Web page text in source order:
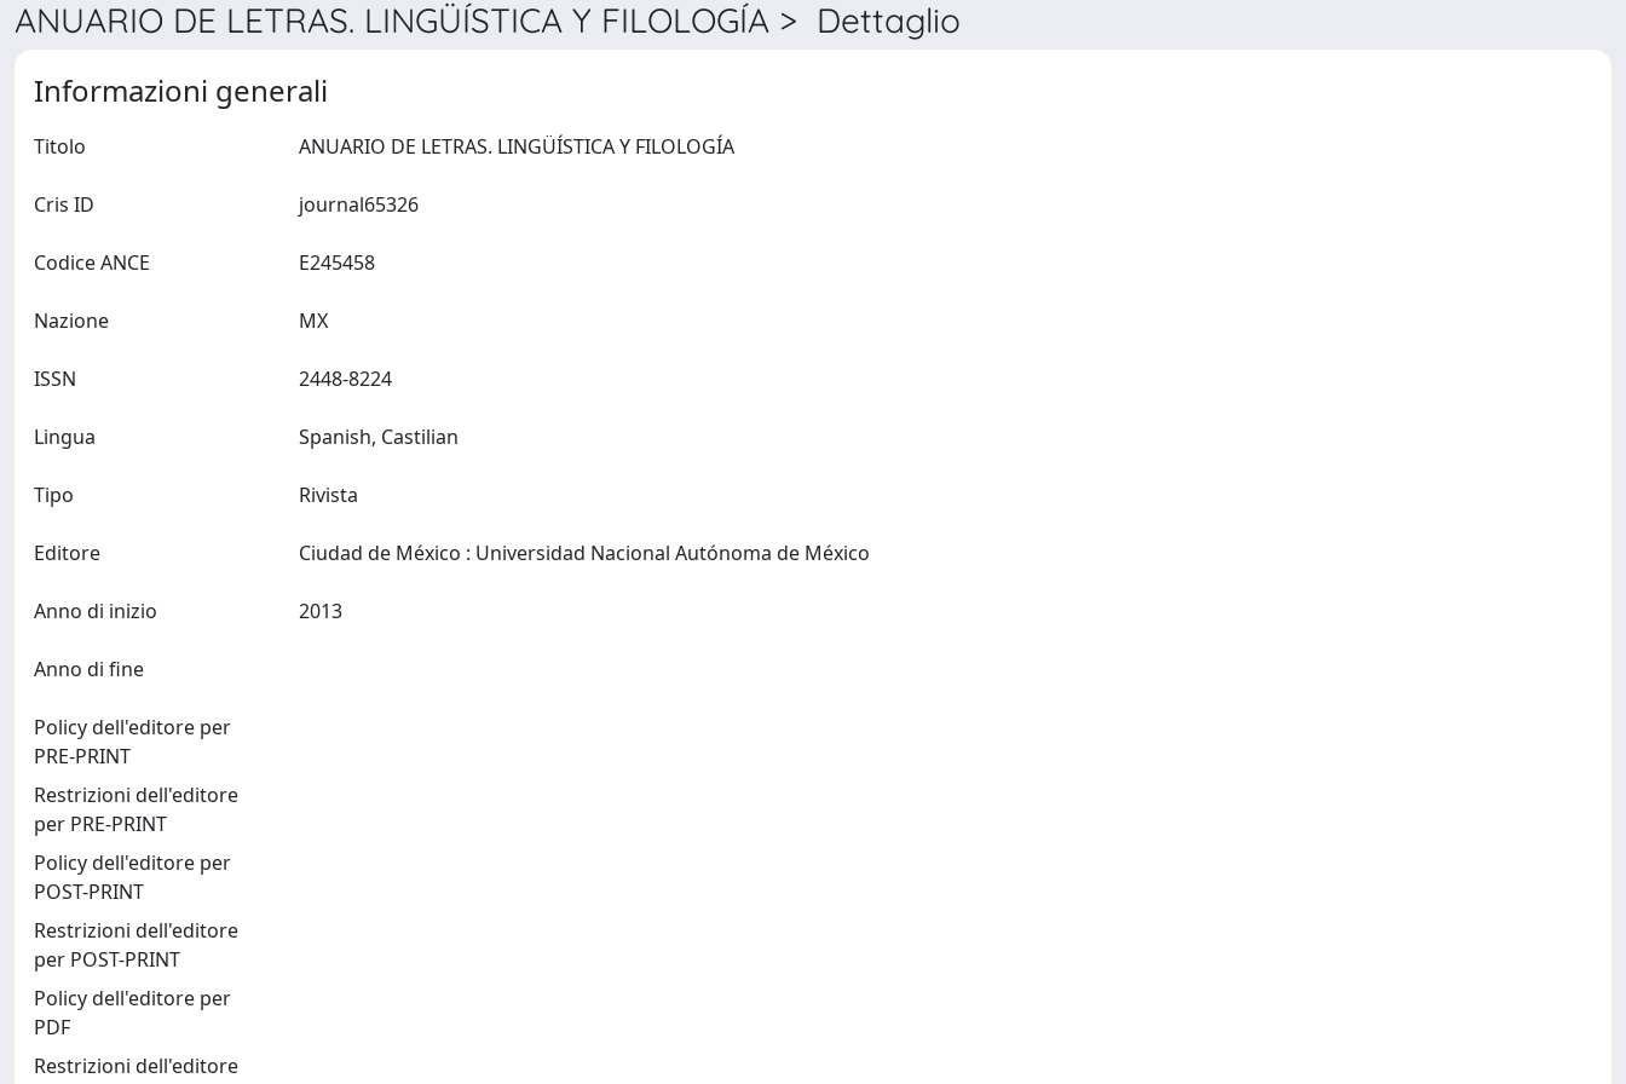
ANUARIO DE LETRAS. LINGÜÍSTICA Y FILOLOGÍA > Dettaglio
Informazioni generali
Titolo
Cris ID
Codice ANCE
Nazione
ISSN
Lingua
Tipo Rivista
Editore
Anno di inizio
Anno di fine
Policy dell'editore per
PRE-PRINT
Restrizioni dell'editore
per PRE-PRINT
Policy dell'editore per
POST-PRINT
Restrizioni dell'editore
per POST-PRINT
Policy dell'editore per
PDF
Restrizioni dell'editore